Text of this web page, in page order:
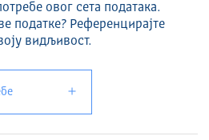
овог сета података.
податке? Референцирајте
видљивост.